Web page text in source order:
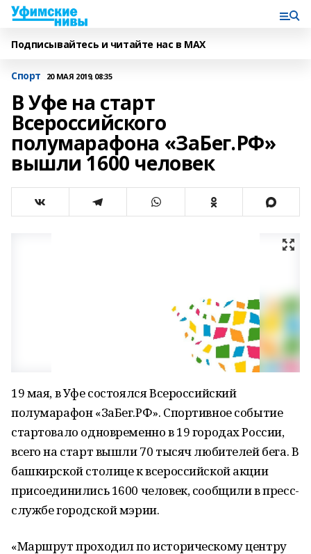
Подписывайтесь и читайте нас в MAX
Спорт 20 МАЯ 2019, 08:35
В Уфе на старт
Всероссийского
полумарафона «ЗаБег.РФ»
вышли 1600 человек
19 мая, в Уфе состоялся Всероссийский
полумарафон «ЗаБег.РФ». Спортивное событие
стартовало одновременно в 19 городах России,
всего на старт вышли 70 тысяч любителей бега. В
башкирской столице к всероссийской акции
присоединились 1600 человек, сообщили в пресс-
службе городской мэрии.
«Маршрут проходил по историческому центру